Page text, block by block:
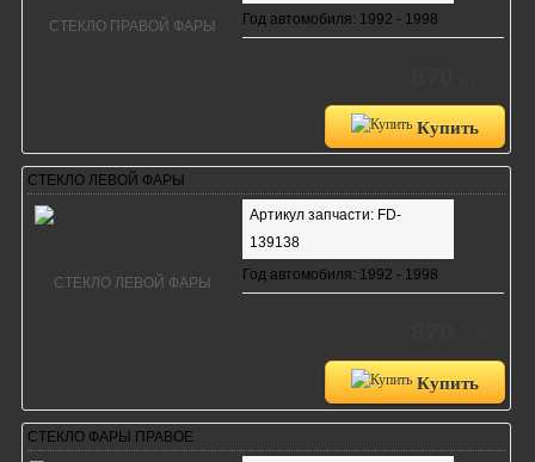
Год автомобиля: 1992 - 1998
Купить
СТЕКЛО ЛЕВОЙ ФАРЫ
Артикул запчасти: FD-
139138
Год автомобиля: 1992 - 1998
Купить
СТЕКЛО ФАРЫ ПРАВОЕ